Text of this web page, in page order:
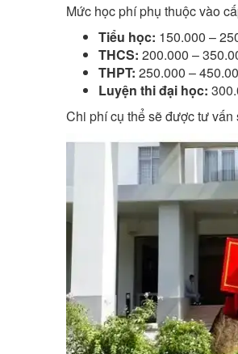
Mức học phí phụ thuộc vào
Tiểu học: 150.000 –
THCS: 200.000 –
THPT: 250.000 –
Luyện thi đại học:
Chi phí cụ thể sẽ được tư